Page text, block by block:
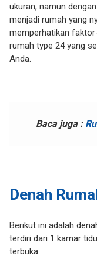
ukuran, namun
menjadi rumah yang
memperhatikan
rumah type 24 yang
Anda.
Baca juga :
Denah
Berikut ini adalah
terdiri dari 1 kamar
terbuka.